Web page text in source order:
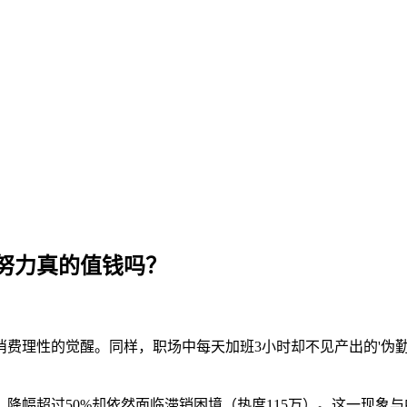
真的值钱吗？
理性的觉醒。同样，职场中每天加班3小时却不见产出的'